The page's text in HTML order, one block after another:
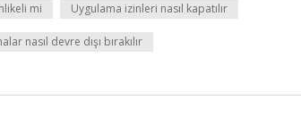
mi Uygulama izinleri nasıl kapatılır
nasıl devre dışı bırakılır